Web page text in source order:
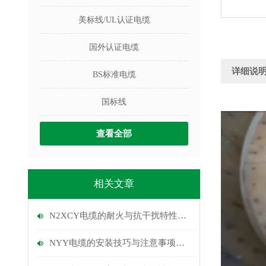
美标线/UL认证电缆
国外认证电缆
BS标准电缆
国标线
查看全部
相关文章
N2XCY电缆的耐火与抗干扰特性说明
NYY电缆的安装技巧与注意事项说明
详细说